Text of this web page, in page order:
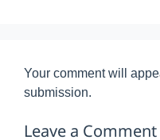
Your comment will
submission.
Leave a Comment